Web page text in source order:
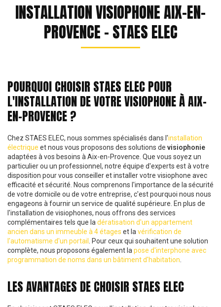
INSTALLATION VISIOPHONE AIX-EN-
PROVENCE - STAES ELEC
POURQUOI CHOISIR STAES ELEC POUR
L'INSTALLATION DE VOTRE VISIOPHONE À AIX-
EN-PROVENCE ?
Chez STAES ELEC, nous sommes spécialisés dans l'installation
électrique et nous vous proposons des solutions de visiophonie
adaptées à vos besoins à Aix-en-Provence. Que vous soyez un
particulier ou un professionnel, notre équipe d'experts est à votre
disposition pour vous conseiller et installer votre visiophone avec
efficacité et sécurité. Nous comprenons l'importance de la sécurité
de votre domicile ou de votre entreprise, c'est pourquoi nous nous
engageons à fournir un service de qualité supérieure. En plus de
l'installation de visiophones, nous offrons des services
complémentaires tels que la dératisation d'un appartement
ancien dans un immeuble à 4 étages et la vérification de
l'automatisme d'un portail
. Pour ceux qui souhaitent une solution
complète, nous proposons également la pose d'interphone avec
programmation de noms dans un bâtiment d'habitation
LES AVANTAGES DE CHOISIR STAES ELEC